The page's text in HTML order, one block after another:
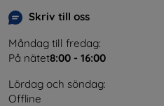
Skriv till oss
Måndag till fredag:
På nätet8:00 - 16:00
Lördag och söndag:
Offline